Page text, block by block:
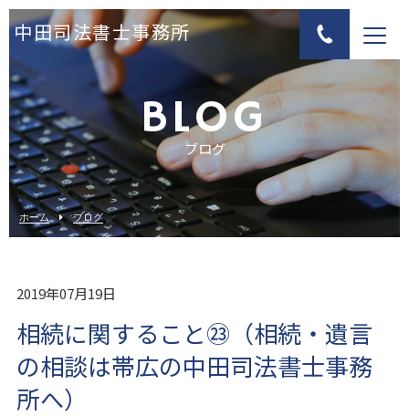
中田司法書士事務所
BLOG
ブログ
ホーム ブログ
2019年07月19日
相続に関すること㉓（相続・遺言
の相談は帯広の中田司法書士事務
所へ）